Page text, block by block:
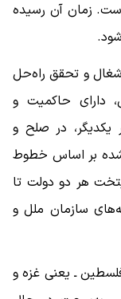
زمان آن رسیده
و تحقق راه‌حل
دارای حاکمیت و
یکدیگر، در صلح و
بر اساس خطوط
پایتخت هر دو دولت تا
سازمان ملل و
ـ یعنی غزه و